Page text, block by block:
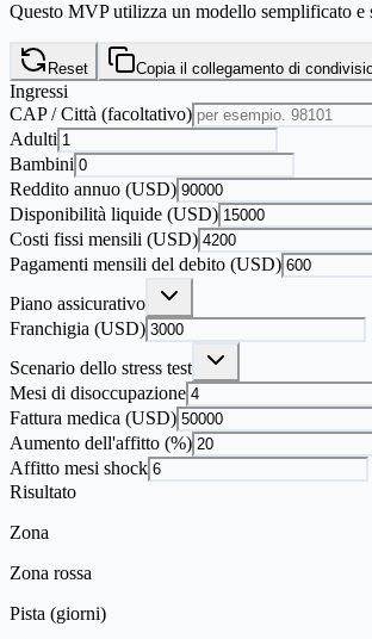
Questo MVP utilizza un modello semplificato
Reset Copia il collegamento di
Ingressi
CAP / Città (facoltativo)
Adulti
Bambini
Reddito annuo (USD)
Disponibilità liquide (USD)
Costi fissi mensili (USD)
Pagamenti mensili del debito (USD)
Piano assicurativo
Franchigia (USD)
Scenario dello stress test
Mesi di disoccupazione
Fattura medica (USD)
Aumento dell'affitto (%)
Affitto mesi shock
Risultato
Zona
Zona rossa
Pista (giorni)